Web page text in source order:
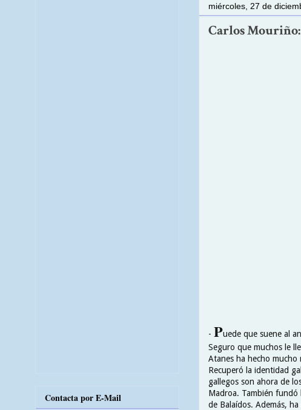
miércoles, 27 de
Carlos
- Puede que suene al
Seguro que muchos le
Atanes ha hecho mucho
Recuperó la identidad
gallegos son ahora de
Madroa. También fundó
de Balaídos. Además,
Contacta por E-Mail